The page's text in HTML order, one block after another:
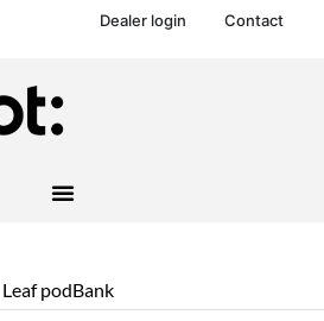
Dealer login Contact
Leaf podBank